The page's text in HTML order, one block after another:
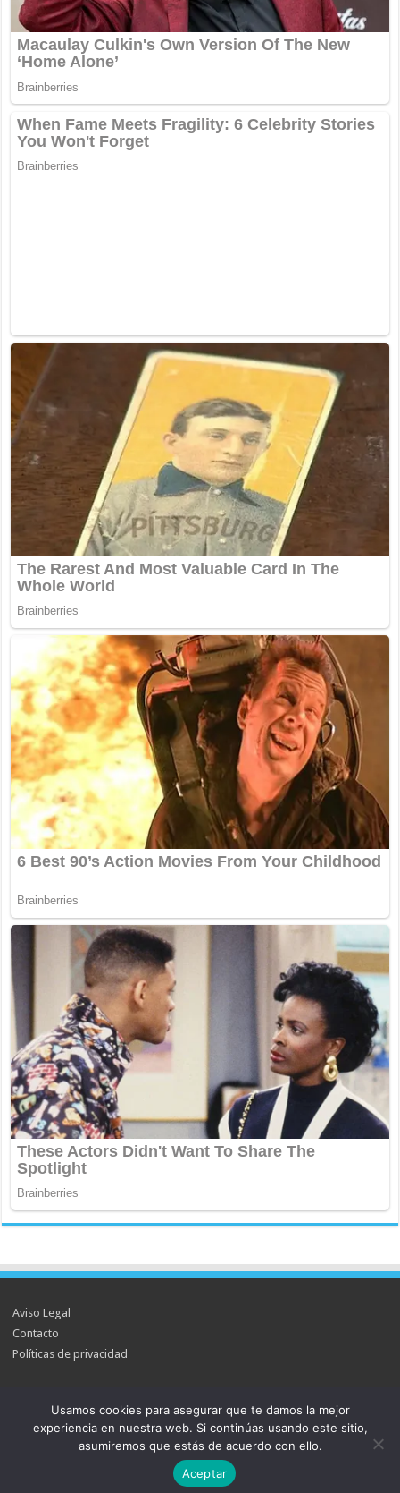
Aviso Legal
Contacto
Políticas de privacidad
Powered byWordPress| Designed byTieLabs
© Copyright 2026, All Rights Reserved
Usamos cookies para asegurar que te damos la mejor
experiencia en nuestra web. Si continúas usando este sitio,
asumiremos que estás de acuerdo con ello.
Aceptar